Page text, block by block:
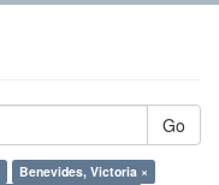
Go
Benevides, Victoria ×